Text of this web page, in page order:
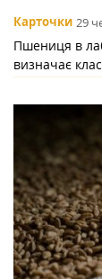
Карточки 29
Пшениця в
визначає